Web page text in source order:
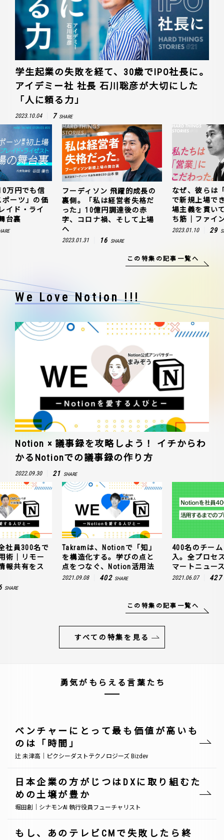
学生起業の失敗を経て、30歳でIPO社長に。
アイデミー社 社長 石川聡彦が大切にした
「人に頼る力」
2023.10.04 7 SHARE
万円でも信
ーツ」の価
イド・ライ
台裏
フーディソン 飛躍的成長の
裏側。「私は経営者失格だ
った」10億円調達後の赤
字、コロナ禍、そして上場
へ
2023.01.31 16 SHARE
なぜ、彼らは
で新規上場で
場主義を貫い
ち筋｜ファイ
2023.01.10 29
この特集の記事一覧へ
We Love Notion !!!
Notion × 議事録を攻略しよう！ イチからわ
かるNotionでの議事録の作り方
2022.09.30 21 SHARE
社員300名で
術｜リモー
報共有をス
SHARE
Takramは、Notionで「知」
を構造化する。学びの点と
点をつなぐ、Notion活用法
2021.09.08 402 SHARE
400名のチー
入。全プロセ
マートニュー
2021.06.07 427
この特集の記事一覧へ
すべての特集を見る
勇気がもらえる言葉たち
ベンチャーにとって最も価値が高いも
のは「時間」
辻 未津高｜ピクシーダストテクノロジーズ Bizdev
日本企業の方がじつはDXに取り組むた
めの土壌が豊か
堀田創｜シナモンAI 執行役員フューチャリスト
もし、あのテレビCMで失敗したら終